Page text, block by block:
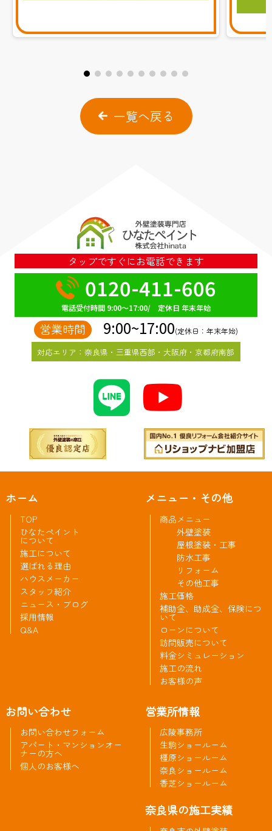
一覧へ戻る
タップですぐにお電話できます
0120-411-606
電話受付時間 9:00～17:00/ 定休日 年末年始
営業時間 9:00~17:00(定休日：年末年始)
対応エリア：奈良県・三重県西部・大阪府・京都府南部
ホーム
TOP
ひなたペイント
について
施工について
選ばれる理由
ハウスメーカー
スタッフ紹介
ニュース・ブログ
採用情報
Q&A
メニュー・その他
商品メニュー
外壁塗装
屋根塗装・工事
防水工事
リフォーム
その他工事
施工価格
補助金、助成金、保険につ
いて
ローンについて
訪問販売について
料金シミュレーション
施工の流れ
お客様の声
お問い合わせ
お問い合わせフォーム
アパート・マンションオー
ナーの方へ
個人のお客様へ
営業所情報
広陵事務所
生駒ショールーム
橿原ショールーム
奈良ショールーム
香芝ショールーム
奈良県の施工実績